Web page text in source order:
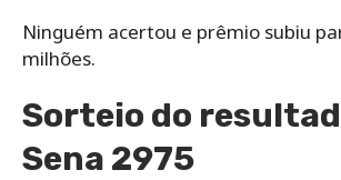
Ninguém acertou e prêmio subiu
milhões.
Sorteio do
Sena 2975